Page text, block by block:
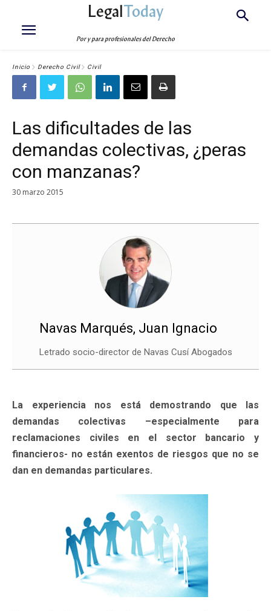
LegalToday
Por y para profesionales del Derecho
Inicio Derecho Civil Civil
Las dificultades de las
demandas colectivas, ¿peras
con manzanas?
30 marzo 2015
Navas Marqués, Juan Ignacio
Letrado socio-director de Navas Cusí Abogados
La experiencia nos está demostrando que las
demandas colectivas –especialmente para
reclamaciones civiles en el sector bancario y
financieros- no están exentos de riesgos que no se
dan en demandas particulares.